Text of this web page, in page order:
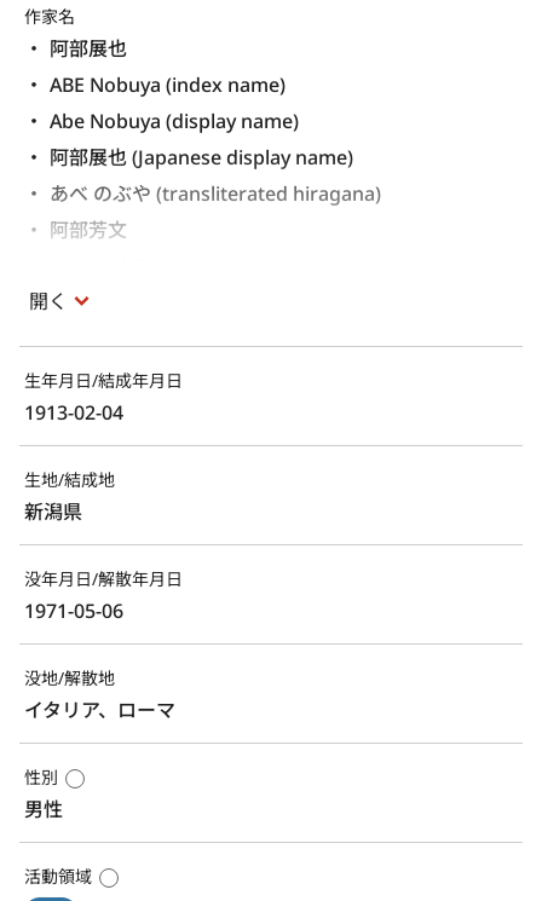
作家名
阿部展也
ABE Nobuya (index name)
Abe Nobuya (display name)
阿部展也 (Japanese display name)
あべ のぶや (transliterated hiragana)
阿部芳文
あべ よしふみ
開く
生年月日/結成年月日
1913-02-04
生地/結成地
新潟県
没年月日/解散年月日
1971-05-06
没地/解散地
イタリア、ローマ
性別
男性
活動領域